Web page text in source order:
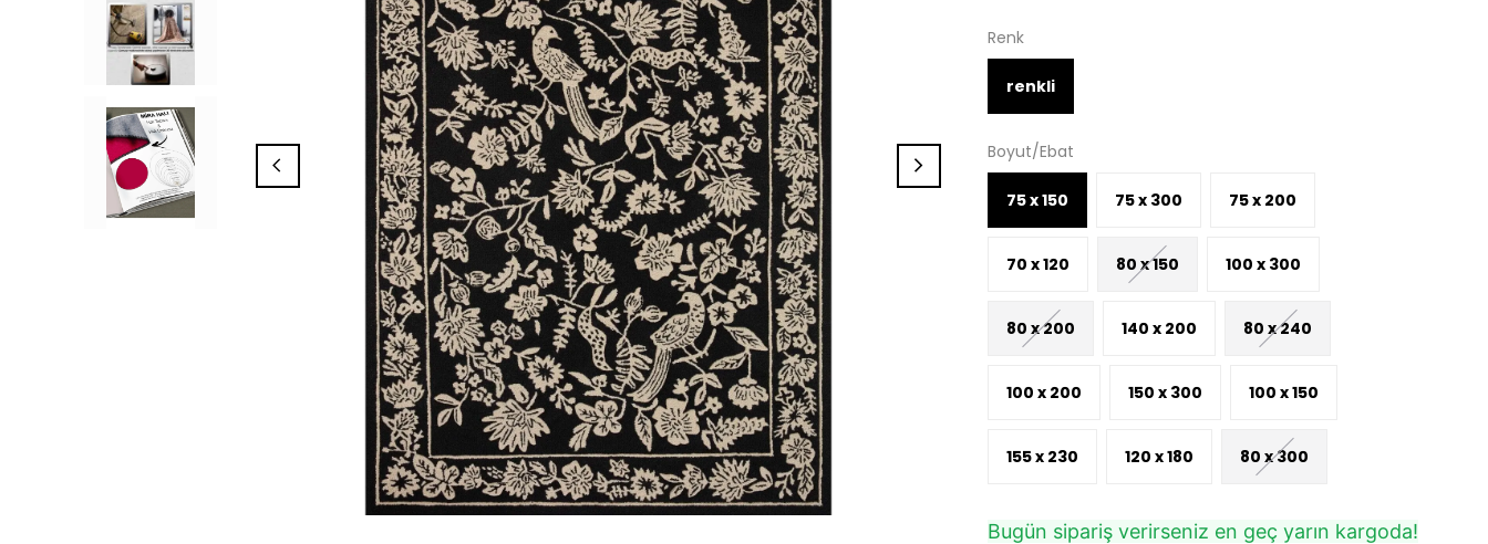
Renk
renkli
Boyut/Ebat
75 x 150 75 x 300 75 x 200
70 x 120 80 x 150 100 x 300
80 x 200 140 x 200 80 x 240
100 x 200 150 x 300 100 x 150
155 x 230 120 x 180 80 x 300
Bugün sipariş verirseniz en geç yarın kargoda!